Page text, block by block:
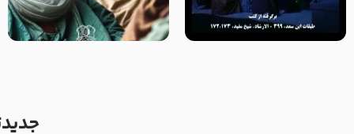
روزهای آخر حیات پیامبر اکرم صلی
الله علیه و آله – قسمتی از
وصیتی که نوشته نشد (حدیث
قرطاس)